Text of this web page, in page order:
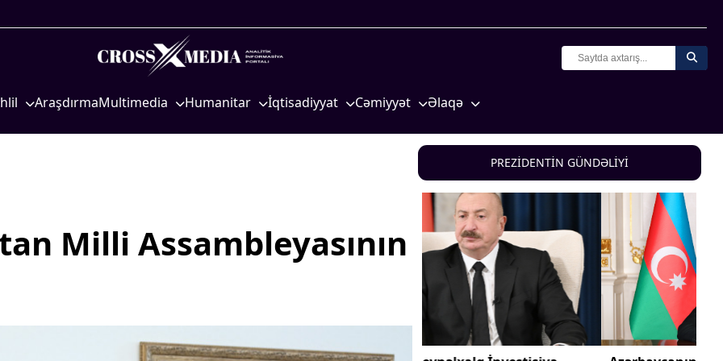
AraşdırmaMultimedia Humanitar
Mədəniyyətimizin Zəfəri
Turizm
İqtisadiyyat
Kənd təsərrüfatı
Hərbi sənaye
Cəmiyyət
Məhkəmə və hüquq
Zəfər - 5
Media və QHT
Əlaqə
Milli Assambleyasının
PREZİDENTİN GÜNDƏLİYİ